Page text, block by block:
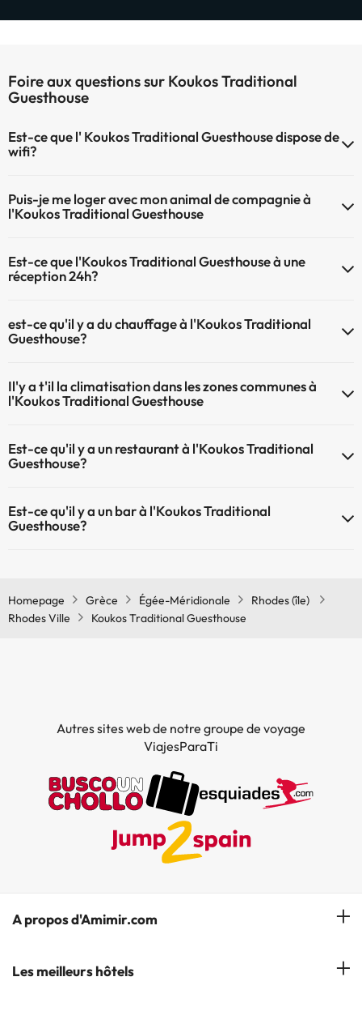
Foire aux questions sur Koukos Traditional
Guesthouse
Est-ce que l' Koukos Traditional Guesthouse dispose de
wifi?
Puis-je me loger avec mon animal de compagnie à
l'Koukos Traditional Guesthouse
ne sont pas admis.
Est-ce que l'Koukos Traditional Guesthouse à une
réception 24h?
est-ce qu'il y a du chauffage à l'Koukos Traditional
Guesthouse?
zones communes
Il'y a t'il la climatisation dans les zones communes à
l'Koukos Traditional Guesthouse
Guesthouse
Est-ce qu'il y a un restaurant à l'Koukos Traditional
Guesthouse?
Est-ce qu'il y a un bar à l'Koukos Traditional
Guesthouse?
Homepage Grèce Égée-Méridionale
Rhodes (île)
Rhodes Ville
Koukos Traditional Guesthouse
Autres sites web de notre groupe de voyage
ViajesParaTi
A propos d'Amimir.com
Notre équipe
Les meilleurs hôtels